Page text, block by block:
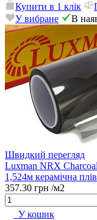
Купити в 1 клік
У вибране
В
Швидкий перегляд
Luxman NRX
1,524м керамічна
357.30 грн /м2
У кошик